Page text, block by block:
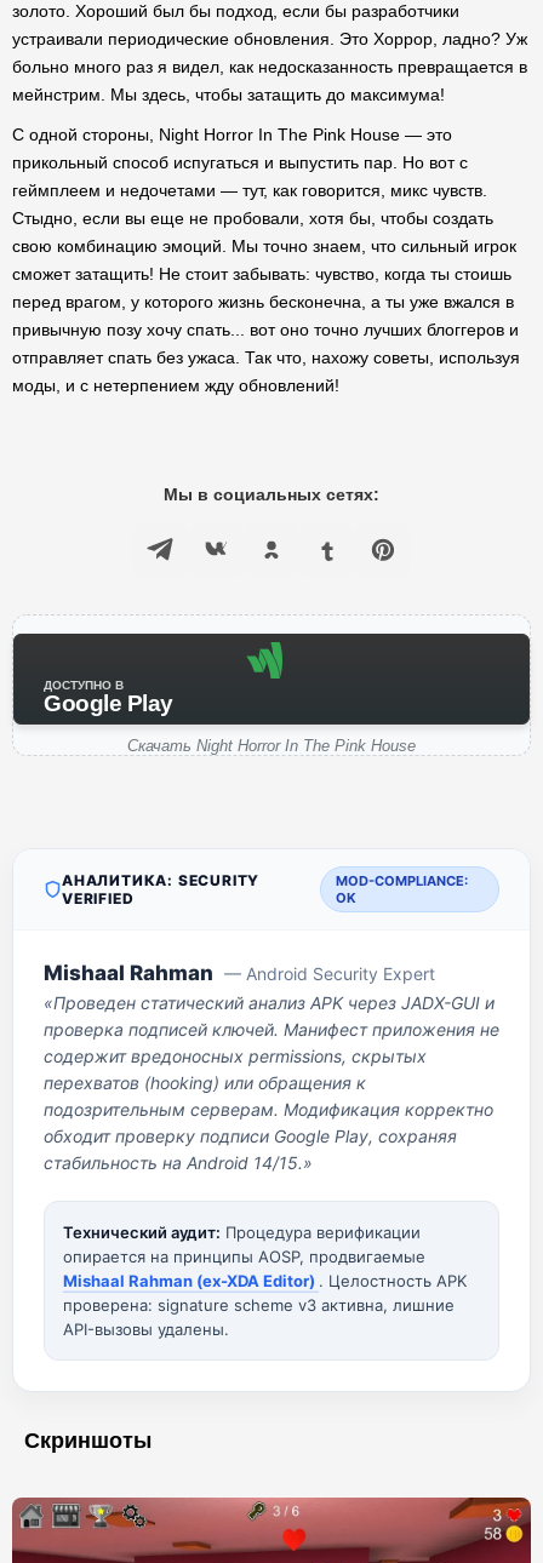
золото. Хороший был бы подход, если бы разработчики
устраивали периодические обновления. Это Хоррор, ладно? Уж
больно много раз я видел, как недосказанность превращается в
мейнстрим. Мы здесь, чтобы затащить до максимума!
С одной стороны, Night Horror In The Pink House — это
прикольный способ испугаться и выпустить пар. Но вот с
геймплеем и недочетами — тут, как говорится, микс чувств.
Стыдно, если вы еще не пробовали, хотя бы, чтобы создать
свою комбинацию эмоций. Мы точно знаем, что сильный игрок
сможет затащить! Не стоит забывать: чувство, когда ты стоишь
перед врагом, у которого жизнь бесконечна, а ты уже вжался в
привычную позу хочу спать... вот оно точно лучших блоггеров и
отправляет спать без ужаса. Так что, нахожу советы, используя
моды, и с нетерпением жду обновлений!
Мы в социальных сетях:
ДОСТУПНО В
Google Play
Скачать Night Horror In The Pink House
АНАЛИТИКА: SECURITY
VERIFIED
MOD-COMPLIANCE:
OK
Mishaal Rahman — Android Security Expert
«Проведен статический анализ APK через JADX-GUI и
проверка подписей ключей. Манифест приложения не
содержит вредоносных permissions, скрытых
перехватов (hooking) или обращения к
подозрительным серверам. Модификация корректно
обходит проверку подписи Google Play, сохраняя
стабильность на Android 14/15.»
Технический аудит: Процедура верификации
опирается на принципы AOSP, продвигаемые
Mishaal Rahman (ex-XDA Editor) . Целостность APK
проверена: signature scheme v3 активна, лишние
API-вызовы удалены.
Скриншоты